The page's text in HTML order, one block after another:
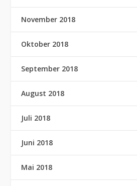
November 2018
Oktober 2018
September 2018
August 2018
Juli 2018
Juni 2018
Mai 2018